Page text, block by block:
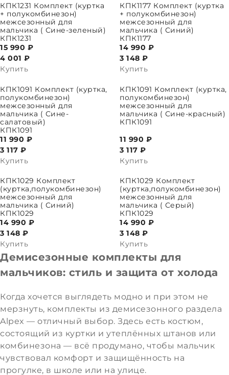
КПК1231 Комплект (куртка
+ полукомбинезон)
межсезонный для
мальчика ( Сине-зеленый)
КПК1231
15 990 ₽
4 001 ₽
Купить
ВЫБРАТЬ ПАРАМЕТРЫКПК1177 Комплект (куртка
+ полукомбинезон)
межсезонный для
мальчика ( Синий)
КПК1177
14 990 ₽
3 148 ₽
Купить
КПК1091 Комплект (куртка,
полукомбинезон)
межсезонный для
мальчика ( Сине-
салатовый)
КПК1091
11 990 ₽
3 117 ₽
Купить
ВЫБРАТЬ ПАРАМЕТРЫКПК1091 Комплект (куртка,
полукомбинезон)
межсезонный для
мальчика ( Сине-красный)
КПК1091
11 990 ₽
3 117 ₽
Купить
КПК1029 Комплект
(куртка,полукомбинезон)
межсезонный для
мальчика ( Синий)
КПК1029
14 990 ₽
3 148 ₽
Купить
ВЫБРАТЬ ПАРАМЕТРЫ
КПК1029 Комплект
(куртка,полукомбинезон)
межсезонный для
мальчика ( Серый)
КПК1029
14 990 ₽
3 148 ₽
Купить
Демисезонные комплекты для
мальчиков: стиль и защита от холода
Когда хочется выглядеть модно и при этом не
мерзнуть, комплекты из демисезонного раздела
Alpex — отличный выбор. Здесь есть костюм,
состоящий из куртки и утеплённых штанов или
комбинезона — всё продумано, чтобы мальчик
чувствовал комфорт и защищённость на
прогулке, в школе или на улице.